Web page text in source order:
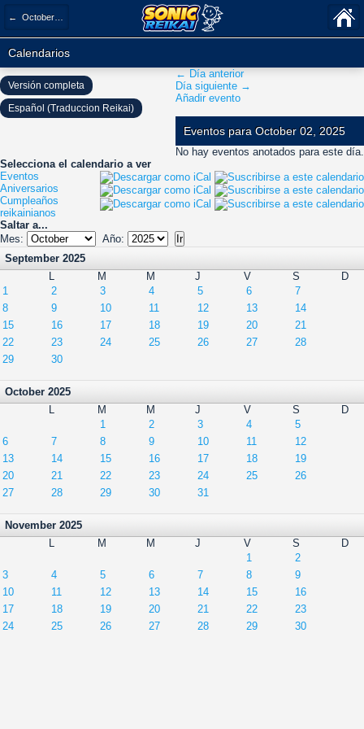
← October 2025
Calendarios
← Día anterior
Día siguiente →
Añadir evento
Eventos para October 02, 2025
No hay eventos anotados para este día.
Selecciona el calendario a ver
Eventos
Aniversarios
Cumpleaños
reikainianos
Saltar a...
Mes:
Año:
September 2025
L
M M J V S
D
1
2 3 4 5 6
7
8
9 10 11 12 13
14
15
16 17 18 19 20
21
22
23 24 25 26 27
28
29
30
October 2025
L
M M J V S
D
1
2 3 4
5
6
7 8 9 10 11
12
13
14 15 16 17 18
19
20
21 22 23 24 25
26
27
28 29 30 31
November 2025
L
M M J V S
D
1
2
3
4 5 6 7 8
9
10
11 12 13 14 15
16
17
18 19 20 21 22
23
24
25 26 27 28 29 30
Versión completa
Español (Traduccion Reikai)